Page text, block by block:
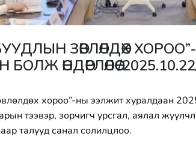
ЗӨВЛӨЛДӨХ
ӨНДӨРЛӨЛӨӨ /
хороо”-ны ээлжит хуралдаан
тээвэр, зорчигч урсгал, аялал
талууд санал солилцлоо.